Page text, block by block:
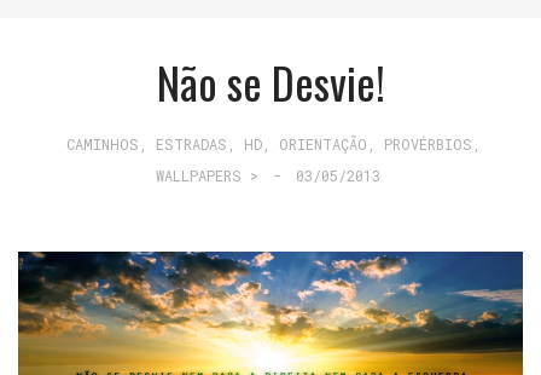
Não se Desvie!
CAMINHOS, ESTRADAS HD ORIENTAÇÃO PROVÉRBIOS
WALLPAPERS >
- 03/05/2013